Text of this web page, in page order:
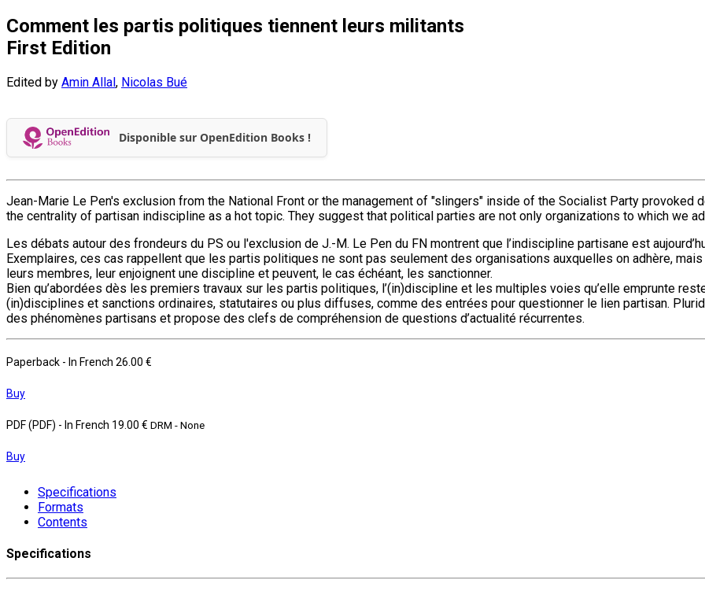
Comment les partis politiques tiennent leurs militants
First Edition
Edited by Amin Allal, Nicolas Bué
Disponible sur OpenEdition Books !
Jean-Marie Le Pen's exclusion from the National Front or the management of "slingers" inside of the Socialist Party
the centrality of partisan indiscipline as a hot topic. They suggest that political parties are not only organizations to which we
Les débats autour des frondeurs du PS ou l'exclusion de J.-M. Le Pen du FN montrent que l’indiscipline partisane est
Exemplaires, ces cas rappellent que les partis politiques ne sont pas seulement des organisations auxquelles on adhère,
leurs membres, leur enjoignent une discipline et peuvent, le cas échéant, les sanctionner.
Bien qu’abordées dès les premiers travaux sur les partis politiques, l’(in)discipline et les multiples voies qu’elle emprunte
(in)disciplines et sanctions ordinaires, statutaires ou plus diffuses, comme des entrées pour questionner le lien partisan.
des phénomènes partisans et propose des clefs de compréhension de questions d’actualité récurrentes.
Paperback - In French 26.00 €
Buy
PDF (PDF) - In French 19.00 € DRM - None
Buy
Specifications
Formats
Contents
Specifications